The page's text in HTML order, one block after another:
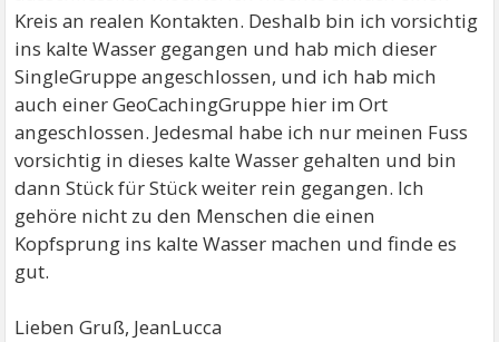
Kreis an realen Kontakten. Deshalb bin ich vorsichtig
ins kalte Wasser gegangen und hab mich dieser
SingleGruppe angeschlossen, und ich hab mich
auch einer GeoCachingGruppe hier im Ort
angeschlossen. Jedesmal habe ich nur meinen Fuss
vorsichtig in dieses kalte Wasser gehalten und bin
dann Stück für Stück weiter rein gegangen. Ich
gehöre nicht zu den Menschen die einen
Kopfsprung ins kalte Wasser machen und finde es
gut.
Lieben Gruß, JeanLucca